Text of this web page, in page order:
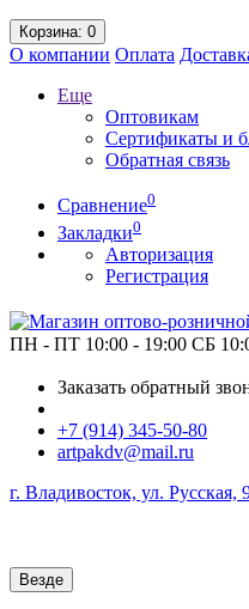
Корзина: 0
О компании Оплата
Еще
Оптовикам
Сертификаты и
Обратная связь
Сравнение0
Закладки0
Авторизация
Регистрация
ПН - ПТ 10:00 - 19:00 СБ
Заказать обратный
+7 (914) 345-50-80
artpakdv@mail.ru
г. Владивосток, ул. Русская,
Везде